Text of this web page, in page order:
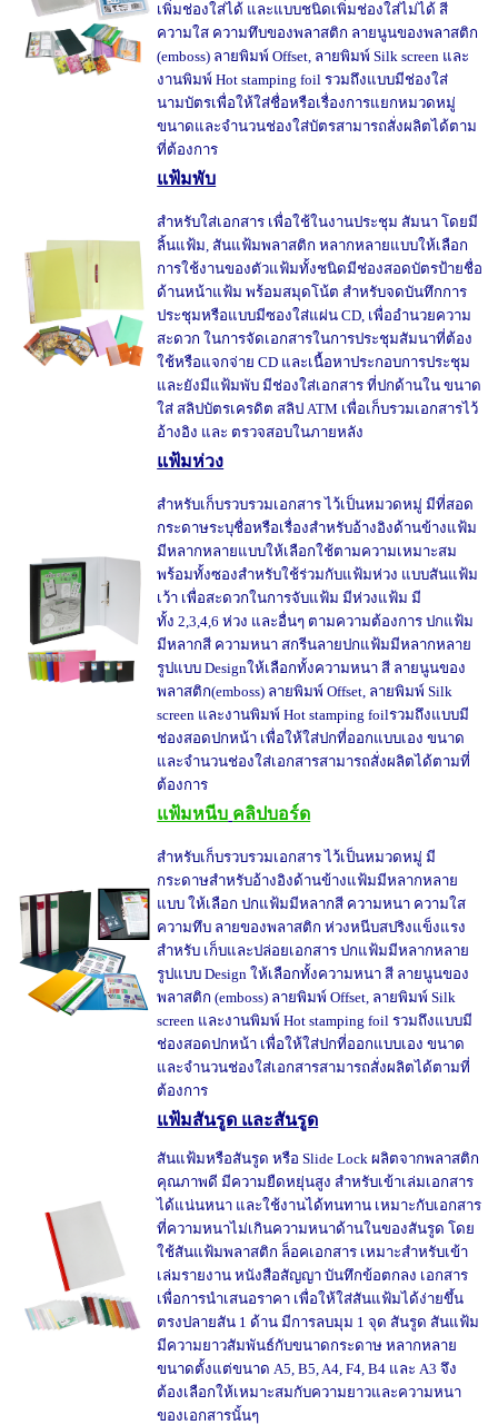
เพิ่มช่องใส่ได้ และแบบชนิดเพิ่มช่องใส่ไม่ได้ สี
ความใส ความทึบของพลาสติก ลายนูนของพลาสติก
(emboss) ลายพิมพ์ Offset, ลายพิมพ์ Silk screen และ
งานพิมพ์ Hot stamping foil รวมถึงแบบมีช่องใส่
นามบัตรเพื่อให้ใส่ชื่อหรือเรื่องการแยกหมวดหมู่
ขนาดและจำนวนช่องใส่บัตรสามารถสั่งผลิตได้ตาม
ที่ต้องการ
แฟ้มพับ
สำหรับใส่เอกสาร เพื่อใช้ในงานประชุม สัมนา โดยมี
ลิ้นแฟ้ม, สันแฟ้มพลาสติก หลากหลายแบบให้เลือก
การใช้งานของตัวแฟ้มทั้งชนิดมีช่องสอดบัตรป้ายชื่อ
ด้านหน้าแฟ้ม พร้อมสมุดโน้ต สำหรับจดบันทึกการ
ประชุมหรือแบบมีซองใส่แผ่น CD, เพื่ออำนวยความ
สะดวก ในการจัดเอกสารในการประชุมสัมนาที่ต้อง
ใช้หรือแจกจ่าย CD และเนื้อหาประกอบการประชุม
และยังมีแฟ้มพับ มีช่องใส่เอกสาร ที่ปกด้านใน ขนาด
ใส่ สลิปบัตรเครดิต สลิป ATM เพื่อเก็บรวมเอกสารไว้
อ้างอิง และ ตรวจสอบในภายหลัง
แฟ้มห่วง
สำหรับเก็บรวบรวมเอกสาร ไว้เป็นหมวดหมู่ มีที่สอด
กระดาษระบุชื่อหรือเรื่องสำหรับอ้างอิงด้านข้างแฟ้ม
มีหลากหลายแบบให้เลือกใช้ตามความเหมาะสม
พร้อมทั้งซองสำหรับใช้ร่วมกับแฟ้มห่วง แบบสันแฟ้ม
เว้า เพื่อสะดวกในการจับแฟ้ม มีห่วงแฟ้ม มี
ทั้ง 2,3,4,6 ห่วง และอื่นๆ ตามความต้องการ ปกแฟ้ม
มีหลากสี ความหนา สกรีนลายปกแฟ้มมีหลากหลาย
รูปแบบ Designให้เลือกทั้งความหนา สี ลายนูนของ
พลาสติก(emboss) ลายพิมพ์ Offset, ลายพิมพ์ Silk
screen และงานพิมพ์ Hot stamping foilรวมถึงแบบมี
ช่องสอดปกหน้า เพื่อให้ใส่ปกที่ออกแบบเอง ขนาด
และจำนวนช่องใส่เอกสารสามารถสั่งผลิตได้ตามที่
ต้องการ
แฟ้มหนีบ คลิปบอร์ด
สำหรับเก็บรวบรวมเอกสาร ไว้เป็นหมวดหมู่ มี
กระดาษสำหรับอ้างอิงด้านข้างแฟ้มมีหลากหลาย
แบบ ให้เลือก ปกแฟ้มมีหลากสี ความหนา ความใส
ความทึบ ลายของพลาสติก ห่วงหนีบสปริงแข็งแรง
สำหรับ เก็บและปล่อยเอกสาร ปกแฟ้มมีหลากหลาย
รูปแบบ Design ให้เลือกทั้งความหนา สี ลายนูนของ
พลาสติก (emboss) ลายพิมพ์ Offset, ลายพิมพ์ Silk
screen และงานพิมพ์ Hot stamping foil รวมถึงแบบมี
ช่องสอดปกหน้า เพื่อให้ใส่ปกที่ออกแบบเอง ขนาด
และจำนวนช่องใส่เอกสารสามารถสั่งผลิตได้ตามที่
ต้องการ
แฟ้มสันรูด และสันรูด
สันแฟ้มหรือสันรูด หรือ Slide Lock ผลิตจากพลาสติก
คุณภาพดี มีความยืดหยุ่นสูง สำหรับเข้าเล่มเอกสาร
ได้แน่นหนา และใช้งานได้ทนทาน เหมาะกับเอกสาร
ที่ความหนาไม่เกินความหนาด้านในของสันรูด โดย
ใช้สันแฟ้มพลาสติก ล็อคเอกสาร เหมาะสำหรับเข้า
เล่มรายงาน หนังสือสัญญา บันทึกข้อตกลง เอกสาร
เพื่อการนำเสนอราคา เพื่อให้ใส่สันแฟ้มได้ง่ายขึ้น
ตรงปลายสัน 1 ด้าน มีการลบมุม 1 จุด สันรูด สันแฟ้ม
มีความยาวสัมพันธ์กับขนาดกระดาษ หลากหลาย
ขนาดตั้งแต่ขนาด A5, B5, A4, F4, B4 และ A3 จึง
ต้องเลือกให้เหมาะสมกับความยาวและความหนา
ของเอกสารนั้นๆ